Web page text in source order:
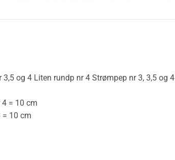
3,5 og 4 Liten rundp nr 4 Strømpep nr 3, 3,5 og 4
= 10 cm
10 cm